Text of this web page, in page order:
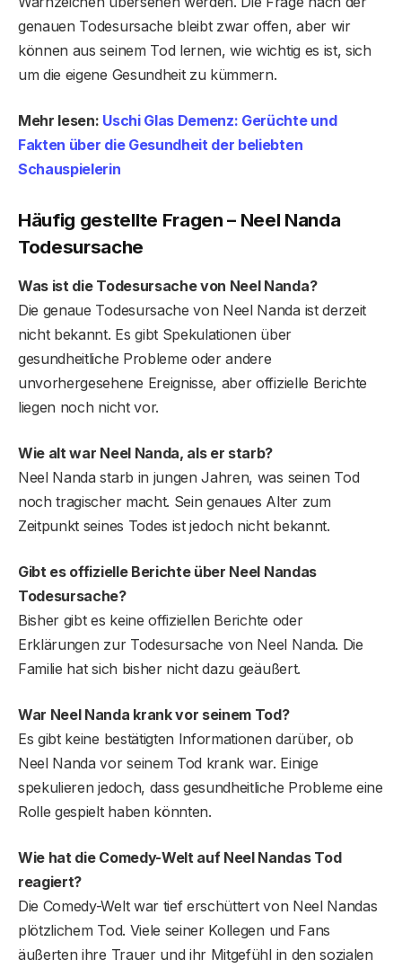
genauen Todesursache bleibt zwar offen, aber wir
können aus seinem Tod lernen, wie wichtig es ist, sich
um die eigene Gesundheit zu kümmern.
Mehr lesen: Uschi Glas Demenz: Gerüchte und
Fakten über die Gesundheit der beliebten
Schauspielerin
Häufig gestellte Fragen – Neel Nanda
Todesursache
Was ist die Todesursache von Neel Nanda?
Die genaue Todesursache von Neel Nanda ist derzeit
nicht bekannt. Es gibt Spekulationen über
gesundheitliche Probleme oder andere
unvorhergesehene Ereignisse, aber offizielle Berichte
liegen noch nicht vor.
Wie alt war Neel Nanda, als er starb?
Neel Nanda starb in jungen Jahren, was seinen Tod
noch tragischer macht. Sein genaues Alter zum
Zeitpunkt seines Todes ist jedoch nicht bekannt.
Gibt es offizielle Berichte über Neel Nandas
Todesursache?
Bisher gibt es keine offiziellen Berichte oder
Erklärungen zur Todesursache von Neel Nanda. Die
Familie hat sich bisher nicht dazu geäußert.
War Neel Nanda krank vor seinem Tod?
Es gibt keine bestätigten Informationen darüber, ob
Neel Nanda vor seinem Tod krank war. Einige
spekulieren jedoch, dass gesundheitliche Probleme eine
Rolle gespielt haben könnten.
Wie hat die Comedy-Welt auf Neel Nandas Tod
reagiert?
Die Comedy-Welt war tief erschüttert von Neel Nandas
plötzlichem Tod. Viele seiner Kollegen und Fans
äußerten ihre Trauer und ihr Mitgefühl in den sozialen